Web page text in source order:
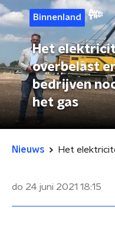
Binnenland
Het
overbelast
bedrijven
het gas
Nieuws
do 24 juni 2021 18:15